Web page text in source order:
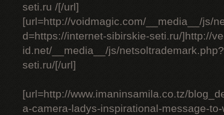
seti.ru /[/url]
[url=http://voidmagic.com/__media__/js/
d=https://internet-sibirskie-seti.ru/]http://
id.net/__media__/js/
seti.ru/[/url]
[url=http://www.imaninsamila.co.tz/
a-camera-ladys-inspirational-message-